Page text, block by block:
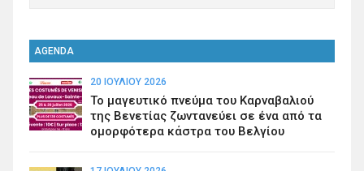
AGENDA
20 ΙΟΥΛΊΟΥ 2026
Το μαγευτικό πνεύμα του Καρναβαλιού
της Βενετίας ζωντανεύει σε ένα από τα
ομορφότερα κάστρα του Βελγίου